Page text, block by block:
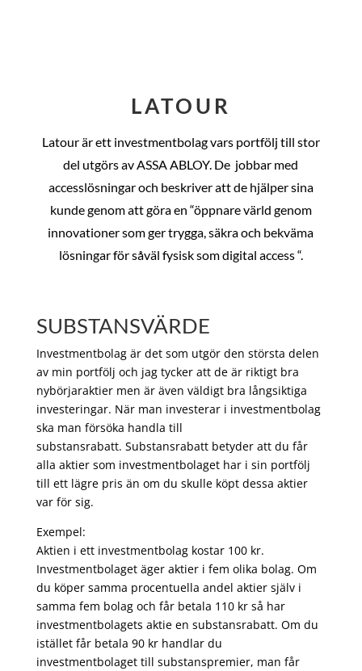
LATOUR
Latour är ett investmentbolag vars portfölj till stor
del utgörs av ASSA ABLOY. De jobbar med
accesslösningar och beskriver att de hjälper sina
kunde genom att göra en “öppnare värld genom
innovationer som ger trygga, säkra och bekväma
lösningar för såväl fysisk som digital access “.
SUBSTANSVÄRDE
Investmentbolag är det som utgör den största delen
av min portfölj och jag tycker att de är riktigt bra
nybörjaraktier men är även väldigt bra långsiktiga
investeringar. När man investerar i investmentbolag
ska man försöka handla till
substansrabatt. Substansrabatt betyder att du får
alla aktier som investmentbolaget har i sin portfölj
till ett lägre pris än om du skulle köpt dessa aktier
var för sig.
Exempel:
Aktien i ett investmentbolag kostar 100 kr.
Investmentbolaget äger aktier i fem olika bolag. Om
du köper samma procentuella andel aktier själv i
samma fem bolag och får betala 110 kr så har
investmentbolagets aktie en substansrabatt. Om du
istället får betala 90 kr handlar du
investmentbolaget till substanspremier, man får